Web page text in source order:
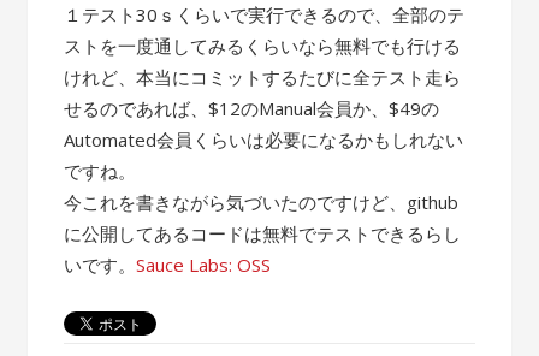
１テスト30ｓくらいで実行できるので、全部のテ
ストを一度通してみるくらいなら無料でも行ける
けれど、本当にコミットするたびに全テスト走ら
せるのであれば、$12のManual会員か、$49の
Automated会員くらいは必要になるかもしれない
ですね。
今これを書きながら気づいたのですけど、github
に公開してあるコードは無料でテストできるらし
いです。Sauce Labs: OSS